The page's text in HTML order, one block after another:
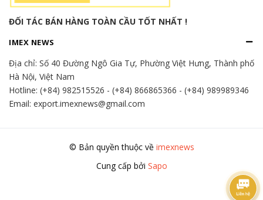
ĐỐI TÁC BÁN HÀNG TOÀN CẦU TỐT NHẤT !
IMEX NEWS
Địa chỉ: Số 40 Đường Ngô Gia Tự, Phường Việt Hưng, Thành phố
Hà Nội, Việt Nam
Hotline: (+84) 982515526 - (+84) 866865366 - (+84) 989989346
Email: export.imexnews@gmail.com
© Bản quyền thuộc về imexnews
Cung cấp bởi Sapo